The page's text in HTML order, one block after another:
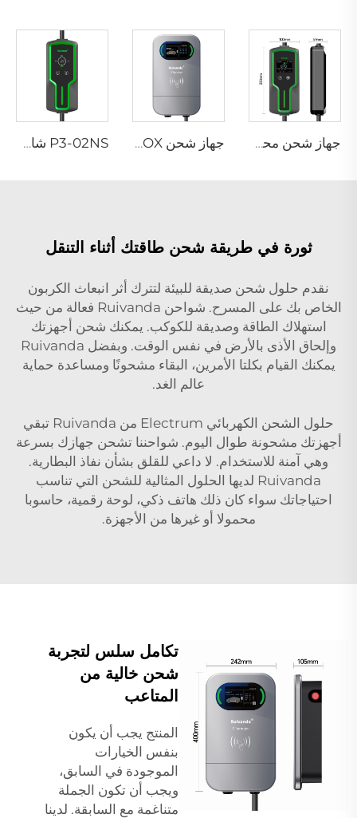
جهاز شحن محمول P3-02 لمركبات EV جهاز شحن PEV-02 AC EV WALLBOX P3-02NS شاحن محمول لسيارات EV
ثورة في طريقة شحن طاقتك أثناء التنقل
نقدم حلول شحن صديقة للبيئة لتترك أثر انبعاث الكربون
الخاص بك على المسرح. شواحن Ruivanda فعالة من حيث
استهلاك الطاقة وصديقة للكوكب. يمكنك شحن أجهزتك
وإلحاق الأذى بالأرض في نفس الوقت. وبفضل Ruivanda
يمكنك القيام بكلتا الأمرين، البقاء مشحونًا ومساعدة حماية
عالم الغد.
حلول الشحن الكهربائي Electrum من Ruivanda تبقي
أجهزتك مشحونة طوال اليوم. شواحننا تشحن جهازك بسرعة
وهي آمنة للاستخدام. لا داعي للقلق بشأن نفاذ البطارية.
Ruivanda لديها الحلول المثالية للشحن التي تناسب
احتياجاتك سواء كان ذلك هاتف ذكي، لوحة رقمية، حاسوبا
محمولا أو غيرها من الأجهزة.
تكامل سلس لتجربة
شحن خالية من
المتاعب
المنتج يجب أن يكون
بنفس الخيارات
الموجودة في السابق،
ويجب أن تكون الجملة
متناغمة مع السابقة. لدينا